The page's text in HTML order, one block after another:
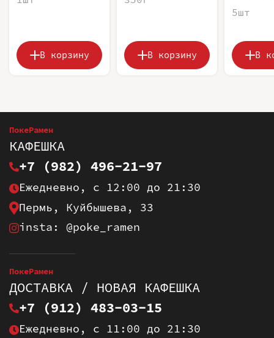
В корзину В корзину
5шт
В
ПокеРамен
КАФЕШКА
+7 (982) 496-21-97
Ежедневно, с 12:00 до 21:30
Пермь, Куйбышева, 33
insta: @poke_ramen
ПокеРамен
ДОСТАВКА / НОВАЯ КАФЕШКА
+7 (912) 483-03-15
Ежедневно, с 11:00 до 21:30